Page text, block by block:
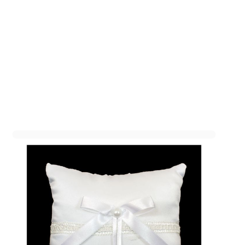
Ringkussen 'Julie' Wit
Art. nr. 1411-73WIT
Informeer mij wanneer dit product op voorraad is
Niet op voorraad
5,00 Verpakt per 1 stuk